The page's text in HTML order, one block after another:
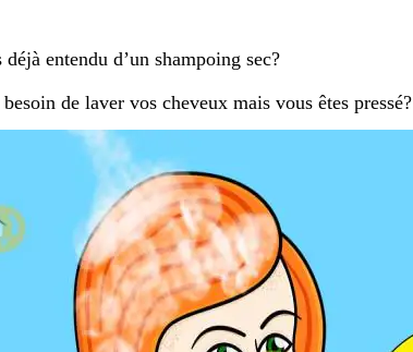
entendu d’un shampoing sec?
de laver vos cheveux mais vous êtes pressé?